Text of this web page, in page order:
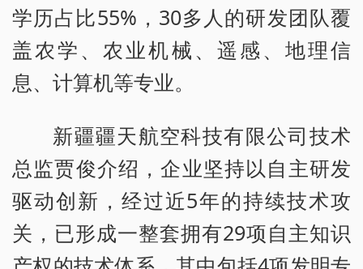
学历占比55%，30多人的研发团队覆
盖农学、农业机械、遥感、地理信
息、计算机等专业。
新疆疆天航空科技有限公司技术
总监贾俊介绍，企业坚持以自主研发
驱动创新，经过近5年的持续技术攻
关，已形成一整套拥有29项自主知识